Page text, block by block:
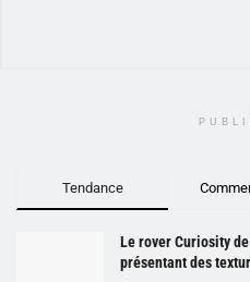
Tendance
Le rover Curiosity
présentant des